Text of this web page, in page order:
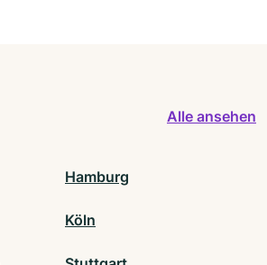
Alle ansehen
Hamburg
Köln